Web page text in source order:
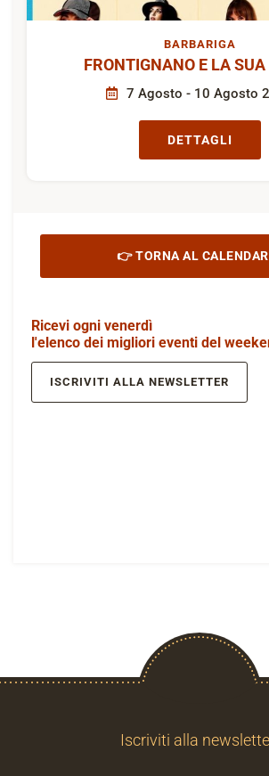
BARBARIGA
FRONTIGNANO E LA SUA
7 Agosto - 10 Agosto
DETTAGLI
👉 TORNA AL
Ricevi ogni venerdì
l'elenco dei migliori eventi del
ISCRIVITI ALLA NEWSLETTER
Iscriviti alla